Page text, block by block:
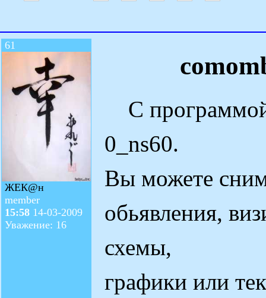
61
ЖЕК@н
member
15:58 14-03-2009
Уважение: 16
С
0_ns60.
Вы можете
обьявления,
схемы,
графики или